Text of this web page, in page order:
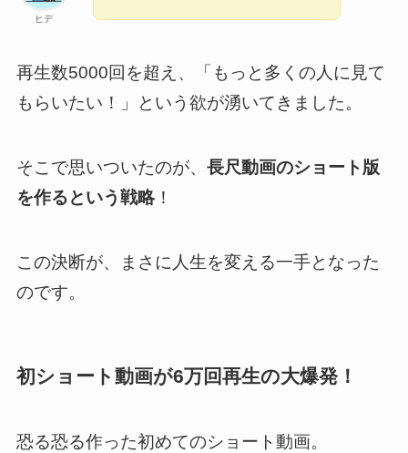
ヒデ
再生数5000回を超え、「もっと多くの人に見て
もらいたい！」という欲が湧いてきました。
そこで思いついたのが、 長尺動画のショート版
を作るという戦略！
この決断が、まさに人生を変える一手となった
のです。
初ショート動画が6万回再生の大爆発！
恐る恐る作った初めてのショート動画。